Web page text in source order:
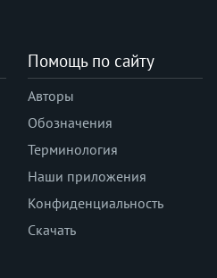
Помощь по сайту
Авторы
Обозначения
Терминология
Наши приложения
Конфиденциальность
Скачать